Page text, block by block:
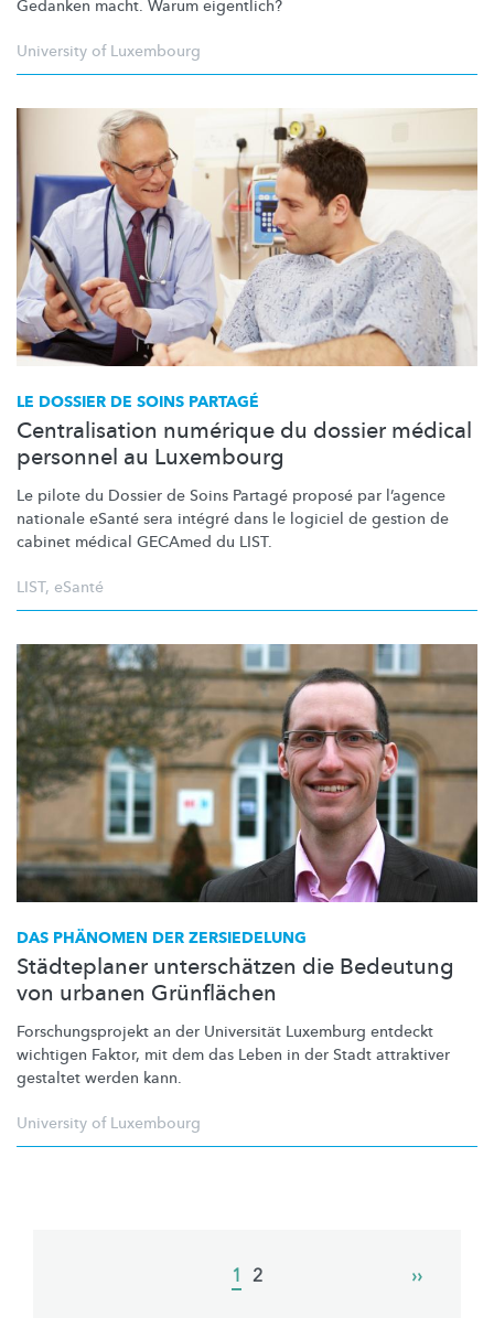
Gedanken macht. Warum eigentlich?
University of Luxembourg
LE DOSSIER DE SOINS PARTAGÉ
Centralisation numérique du dossier médical
personnel au Luxembourg
Le pilote du Dossier de Soins Partagé proposé par l’agence
nationale eSanté sera intégré dans le logiciel de gestion de
cabinet médical GECAmed du LIST.
LIST, eSanté
DAS PHÄNOMEN DER ZERSIEDELUNG
Städteplaner unterschätzen die Bedeutung
von urbanen Grünflächen
Forschungsprojekt an der Universität Luxemburg entdeckt
wichtigen Faktor, mit dem das Leben in der Stadt attraktiver
gestaltet werden kann.
University of Luxembourg
Current
1 Page
2
Next
››